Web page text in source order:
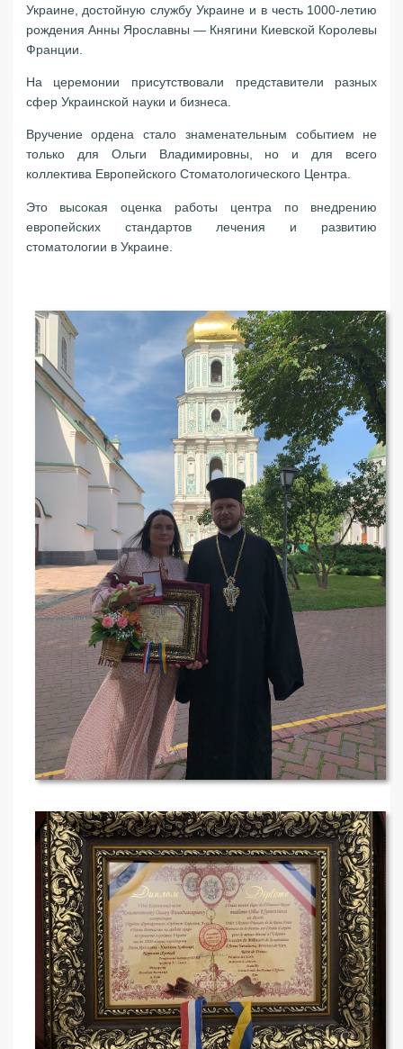
Украине, достойную службу Украине и в честь 1000-летию
рождения Анны Ярославны — Княгини Киевской Королевы
Франции.
На церемонии присутствовали представители разных
сфер Украинской науки и бизнеса.
Вручение ордена стало знаменательным событием не
только для Ольги Владимировны, но и для всего
коллектива Европейского Стоматологического Центра.
Это высокая оценка работы центра по внедрению
европейских стандартов лечения и развитию
стоматологии в Украине.